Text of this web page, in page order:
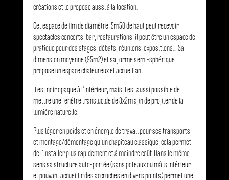
créations et le propose aussi à la location.
Cet espace de 11m de diamètre, 5m50 de haut peut recevoir
spectacles concerts, bar, restaurations, il peut être un espace de
pratique pour des stages, débats, réunions, expositions… Sa
dimension moyenne (95m2) et sa forme semi-sphérique
propose un espace chaleureux et accueillant.
Il est noir opaque à l’intérieur, mais il est aussi possible de
mettre une fenêtre translucide de 3x3m afin de profiter de la
lumière naturelle.
Plus léger en poids et en énergie de travail pour ses transports
et montage/démontage qu’un chapiteau classique, cela permet
de l’installer plus rapidement et à moindre coût. Dans le même
sens sa structure auto-portée (sans poteaux ou mâts intérieur
et pouvant accueillir des accroches en divers points) permet une